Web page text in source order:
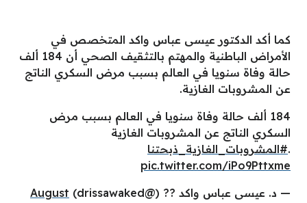
كما أكد الدكتور عيسى عباس واكد المتخصص في
الأمراض الباطنية والمهتم بالتثقيف الصحي أن 184 ألف
حالة وفاة سنويا في العالم بسبب مرض السكري الناتج
عن المشروبات الغازية.
184 ألف حالة وفاة سنويا في العالم بسبب مرض
السكري الناتج عن المشروبات الغازية
.#المشروبات_الغازية_ذبحتنا
pic.twitter.com/iPo9Pttxme
— د. عيسى عباس واكد ?? (@drissawaked)
August